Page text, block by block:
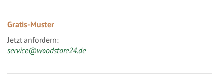
Gratis-Muster
Jetzt anfordern:
service@woodstore24.de